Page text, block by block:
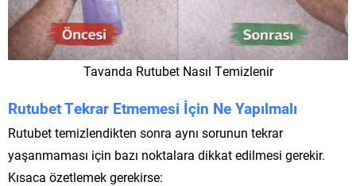
Tavanda Rutubet Nasıl Temizlenir
Rutubet Tekrar Etmemesi İçin Ne Yapılmalı
Rutubet temizlendikten sonra aynı sorunun tekrar
yaşanmaması için bazı noktalara dikkat edilmesi gerekir.
Kısaca özetlemek gerekirse: